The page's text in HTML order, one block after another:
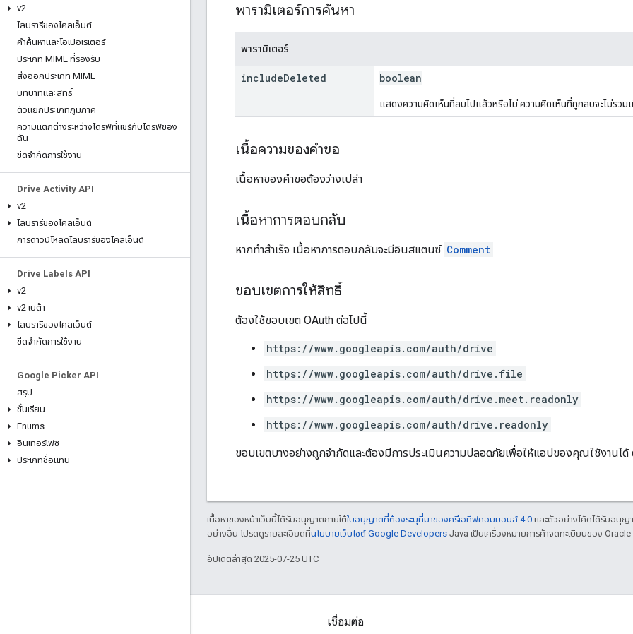
v2
ไลบรารีของไคลเอ็นต์
คำค้นหาและโอเปอเรเตอร์
ประเภท MIME ที่รองรับ
ส่งออกประเภท MIME
บทบาทและสิทธิ์
ตัวแยกประเภทภูมิภาค
ความแตกต่างระหว่างไดรฟ์ที่แชร์กับไดรฟ์ของ
ฉัน
ขีดจำกัดการใช้งาน
Drive Activity API
v2
ไลบรารีของไคลเอ็นต์
การดาวน์โหลดไลบรารีของไคลเอ็นต์
Drive Labels API
v2
v2 เบต้า
ไลบรารีของไคลเอ็นต์
ขีดจำกัดการใช้งาน
Google Picker API
สรุป
ชั้นเรียน
Enums
อินเทอร์เฟซ
ประเภทชื่อแทน
พารามิเตอร์การค้นหา
พารามิเตอร์
includeDeleted boolean
แสดงความคิดเห็นที่ลบไปแล้วหรือไม่ ความคิดเห็นที่ถูกลบจะไม่รวม
เนื้อความของคำขอ
เนื้อหาของคำขอต้องว่างเปล่า
เนื้อหาการตอบกลับ
หากทำสำเร็จ เนื้อหาการตอบกลับจะมีอินสแตนซ์ Comment
ขอบเขตการให้สิทธิ์
ต้องใช้ขอบเขต OAuth ต่อไปนี้
https://www.googleapis.com/auth/drive
https://www.googleapis.com/auth/drive.file
https://www.googleapis.com/auth/drive.meet.readonly
https://www.googleapis.com/auth/drive.readonly
ขอบเขตบางอย่างถูกจํากัดและต้องมีการประเมินความปลอดภัยเพื่อให้แอปของคุณใช้งานได้
เนื้อหาของหน้าเว็บนี้ได้รับอนุญาตภายใต้ใบอนุญาตที่ต้องระบุที่มาของครีเอทีฟคอมมอนส์ 4.0 และตัวอย่างโค้ดได้รับอนุญ
อย่างอื่น โปรดดูรายละเอียดที่นโยบายเว็บไซต์ Google Developers Java เป็นเครื่องหมายการค้าจดทะเบียนของ
อัปเดตล่าสุด 2025-07-25 UTC
เชื่อมต่อ